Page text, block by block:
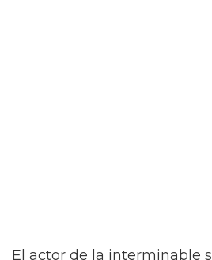
El actor de la interminable